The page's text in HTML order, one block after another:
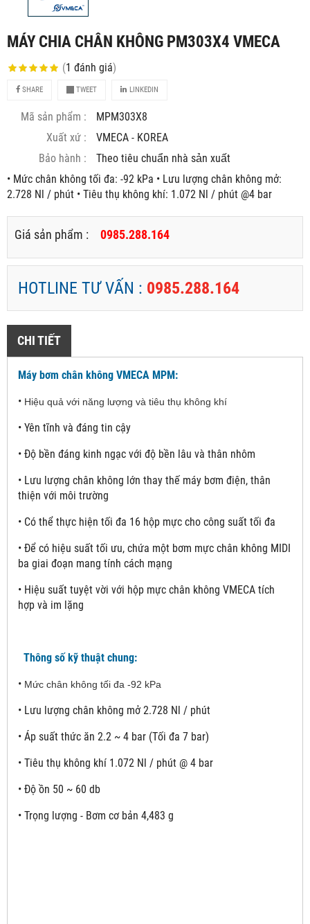
MÁY CHIA CHÂN KHÔNG PM303X4 VMECA
(1 đánh giá)
SHARE TWEET LINKEDIN
Mã sản phẩm :
MPM303X8
Xuất xứ :
VMECA - KOREA
Bảo hành :
Theo tiêu chuẩn nhà sản xuất
• Mức chân không tối đa: -92 kPa • Lưu lượng chân không mở:
2.728 Nl / phút • Tiêu thụ không khí: 1.072 Nl / phút @4 bar
Giá sản phẩm : 0985.288.164
HOTLINE TƯ VẤN : 0985.288.164
CHI TIẾT
Máy bơm chân không VMECA MPM:
• Hiệu quả với năng lượng và tiêu thụ không khí
• Yên tĩnh và đáng tin cậy
• Độ bền đáng kinh ngạc với độ bền lâu và thân nhôm
• Lưu lượng chân không lớn thay thế máy bơm điện, thân
thiện với môi trường
• Có thể thực hiện tối đa 16 hộp mực cho công suất tối đa
• Để có hiệu suất tối ưu, chứa một bơm mực chân không MIDI
ba giai đoạn mang tính cách mạng
• Hiệu suất tuyệt vời với hộp mực chân không VMECA tích
hợp và im lặng
Thông số kỹ thuật chung:
• Mức chân không tối đa -92 kPa
• Lưu lượng chân không mở 2.728 Nl / phút
• Áp suất thức ăn 2.2 ~ 4 bar (Tối đa 7 bar)
• Tiêu thụ không khí 1.072 Nl / phút @ 4 bar
• Độ ồn 50 ~ 60 db
• Trọng lượng - Bơm cơ bản 4,483 g